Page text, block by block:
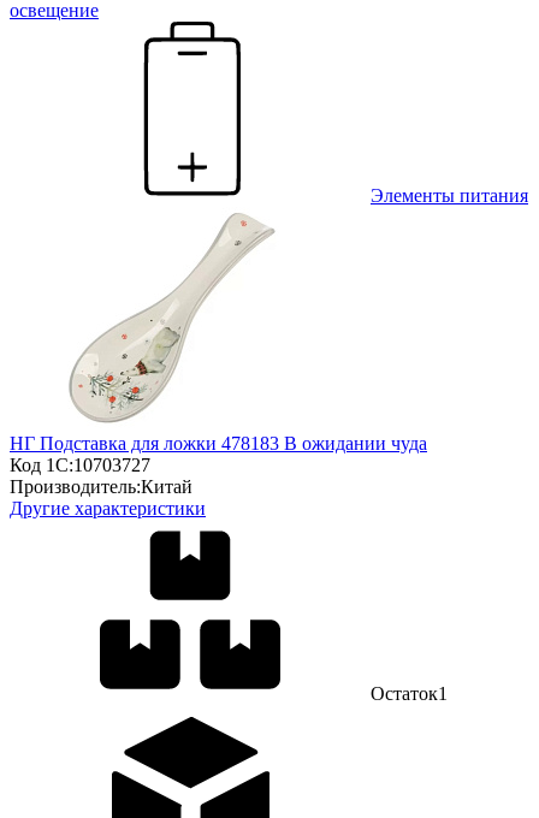
освещение
Элементы питания
НГ Подставка для ложки 478183 В ожидании чуда
Код 1С:10703727
Производитель:Китай
Другие характеристики
Остаток1